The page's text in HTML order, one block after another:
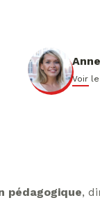
Voir
pédagogique,